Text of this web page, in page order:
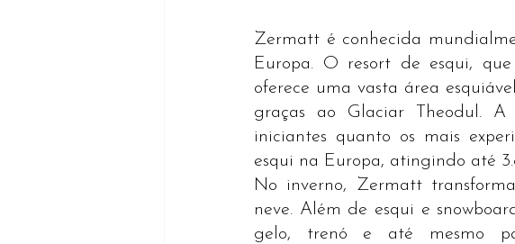
Zermatt é conhecida
Europa. O resort de esqui,
oferece uma vasta área
graças ao Glaciar Theodul.
iniciantes quanto os mais
esqui na Europa, atingindo até
No inverno, Zermatt
neve. Além de esqui e
gelo, trenó e até mesmo